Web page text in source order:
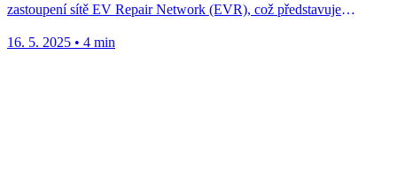
zastoupení sítě EV Repair Network (EVR), což představuje
16. 5. 2025 • 4 min